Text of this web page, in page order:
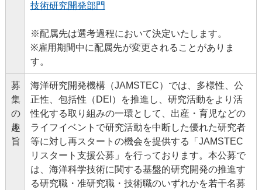
技術研究開発部門
※配属先は選考過程において決定いたします。
※雇用期間中に配属先が変更されることがありま
す。
募
集
の
趣
旨
海洋研究開発機構（JAMSTEC）では、多様性、公
正性、包括性（DEI）を推進し、研究活動をより活
性化する取り組みの一環として、出産・育児などの
ライフイベントで研究活動を中断した優れた研究者
等に対し再スタートの機会を提供する「JAMSTEC
リスタート支援公募」を行っております。本公募で
は、海洋科学技術に関する基盤的研究開発の推進す
る研究職・准研究職・技術職のいずれかを若干名募